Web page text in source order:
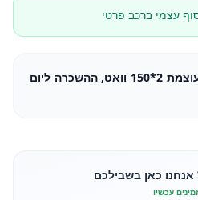
עצמי ברכב פרטי
סטנד תאורה לד שטיפה בעוצמת 2*150 וואט, ההשכרה ליום
אנחנו כאן בשבילכם
זמינים עכשיו